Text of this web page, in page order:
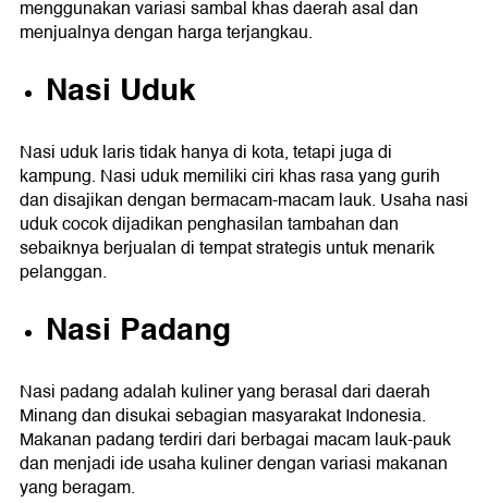
menggunakan variasi sambal khas daerah asal dan
menjualnya dengan harga terjangkau.
Nasi Uduk
Nasi uduk laris tidak hanya di kota, tetapi juga di
kampung. Nasi uduk memiliki ciri khas rasa yang gurih
dan disajikan dengan bermacam-macam lauk. Usaha nasi
uduk cocok dijadikan penghasilan tambahan dan
sebaiknya berjualan di tempat strategis untuk menarik
pelanggan.
Nasi Padang
Nasi padang adalah kuliner yang berasal dari daerah
Minang dan disukai sebagian masyarakat Indonesia.
Makanan padang terdiri dari berbagai macam lauk-pauk
dan menjadi ide usaha kuliner dengan variasi makanan
yang beragam.